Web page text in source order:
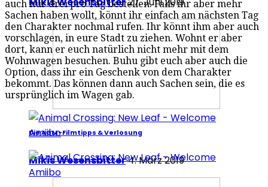
Die AGM-Filmtipps & Verlosung
Mikis Wesensbitter4. März 2019
auch nur drei pro Tag bestellen. Falls ihr aber mehr
Sachen haben wollt, könnt ihr einfach am nächsten Tag
den Charakter nochmal rufen. Ihr könnt ihm aber auch
vorschlagen, in eure Stadt zu ziehen. Wohnt er aber
dort, kann er euch natürlich nicht mehr mit dem
Wohnwagen besuchen. Buhu gibt euch aber auch die
Option, dass ihr ein Geschenk von dem Charakter
bekommt. Das können dann auch Sachen sein, die es
ursprünglich im Wagen gab.